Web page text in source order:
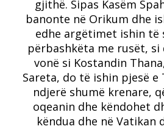
gjithë. Sipas Kasëm
banonte në Orikum dhe
edhe argëtimet ishin të
përbashkëta me rusët,
vonë si Kostandin
Sareta, do të ishin pjesë e
ndjerë shumë krenare,
oqeanin dhe këndohet
këndua dhe në Vatikan